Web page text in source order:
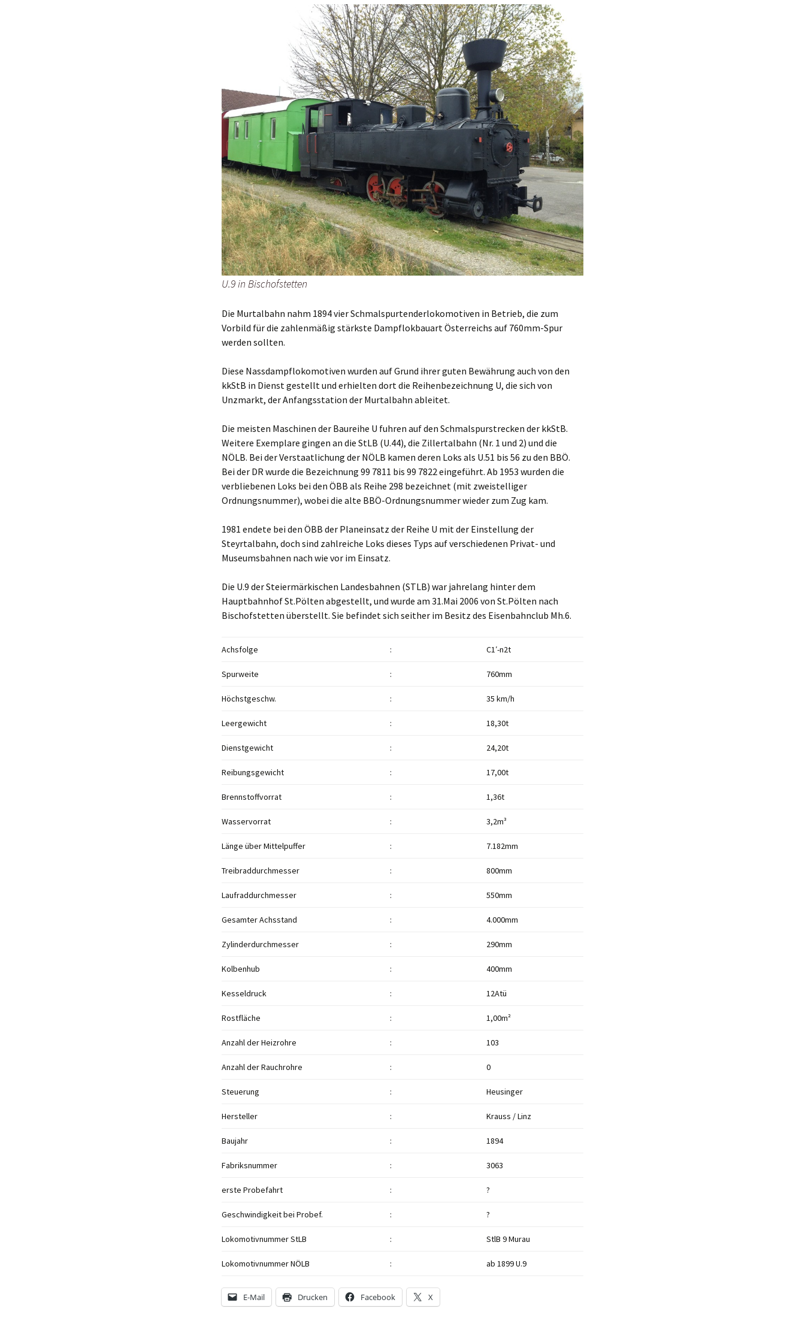
1099.01
1099.08
1099.11
1099.16
2090.01
2190.03
2091.11
2092.03
Schneepflug 98502
U.9 in Bischofstetten
Die Murtalbahn nahm 1894 vier Schmalspurtenderlokomotiven in Betrieb, die zum
Vorbild für die zahlenmäßig stärkste Dampflokbauart Österreichs auf 760mm-Spur
werden sollten.
Diese Nassdampflokomotiven wurden auf Grund ihrer guten Bewährung auch von den
kkStB in Dienst gestellt und erhielten dort die Reihenbezeichnung U, die sich von
Unzmarkt, der Anfangsstation der Murtalbahn ableitet.
Die meisten Maschinen der Baureihe U fuhren auf den Schmalspurstrecken der kkStB.
Weitere Exemplare gingen an die StLB (U.44), die Zillertalbahn (Nr. 1 und 2) und die
NÖLB. Bei der Verstaatlichung der NÖLB kamen deren Loks als U.51 bis 56 zu den BBÖ.
Bei der DR wurde die Bezeichnung 99 7811 bis 99 7822 eingeführt. Ab 1953 wurden die
verbliebenen Loks bei den ÖBB als Reihe 298 bezeichnet (mit zweistelliger
Ordnungsnummer), wobei die alte BBÖ-Ordnungsnummer wieder zum Zug kam.
1981 endete bei den ÖBB der Planeinsatz der Reihe U mit der Einstellung der
Steyrtalbahn, doch sind zahlreiche Loks dieses Typs auf verschiedenen Privat- und
Museumsbahnen nach wie vor im Einsatz.
Die U.9 der Steiermärkischen Landesbahnen (STLB) war jahrelang hinter dem
Hauptbahnhof St.Pölten abgestellt, und wurde am 31.Mai 2006 von St.Pölten nach
Bischofstetten überstellt. Sie befindet sich seither im Besitz des Eisenbahnclub Mh.6.
Achsfolge : C1′-n2t
Spurweite : 760mm
Höchstgeschw. : 35 km/h
Leergewicht : 18,30t
Dienstgewicht : 24,20t
Reibungsgewicht : 17,00t
Brennstoffvorrat : 1,36t
Wasservorrat : 3,2m³
Länge über Mittelpuffer : 7.182mm
Treibraddurchmesser : 800mm
Laufraddurchmesser : 550mm
Gesamter Achsstand : 4.000mm
Zylinderdurchmesser : 290mm
Kolbenhub : 400mm
Kesseldruck : 12Atü
Rostfläche : 1,00m²
Anzahl der Heizrohre : 103
Anzahl der Rauchrohre : 0
Steuerung : Heusinger
Hersteller : Krauss / Linz
Baujahr : 1894
Fabriksnummer : 3063
erste Probefahrt : ?
Geschwindigkeit bei Probef. : ?
Lokomotivnummer StLB : StlB 9 Murau
Lokomotivnummer NÖLB : ab 1899 U.9
E-Mail Drucken Facebook X